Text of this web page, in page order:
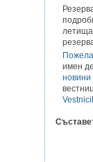
имен
новини